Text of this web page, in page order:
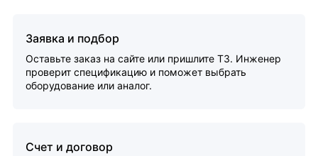
Заявка и подбор
Оставьте заказ на сайте или пришлите ТЗ. Инженер
проверит спецификацию и поможет выбрать
оборудование или аналог.
Счет и договор